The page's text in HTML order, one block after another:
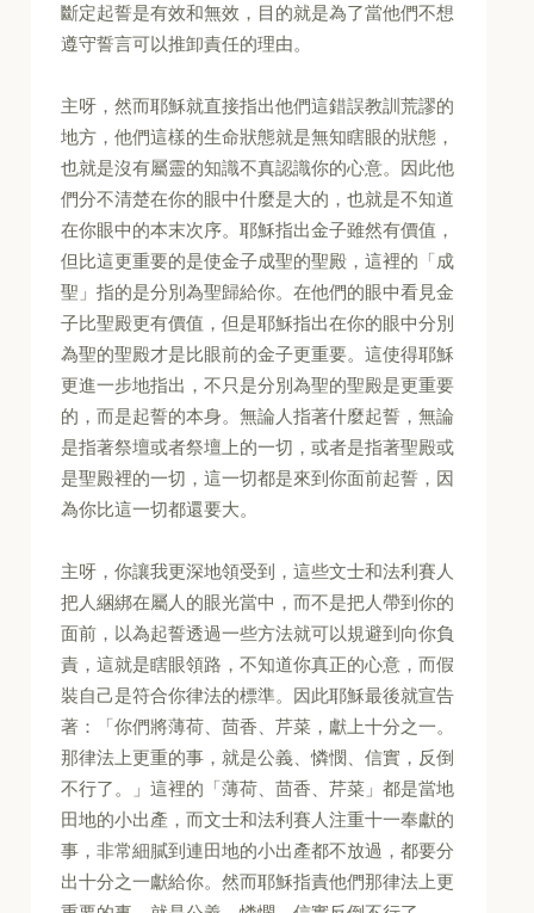
斷定起誓是有效和無效，目的就是為了當他們不想
遵守誓言可以推卸責任的理由。
主呀，然而耶穌就直接指出他們這錯誤教訓荒謬的
地方，他們這樣的生命狀態就是無知瞎眼的狀態，
也就是沒有屬靈的知識不真認識你的心意。因此他
們分不清楚在你的眼中什麼是大的，也就是不知道
在你眼中的本末次序。耶穌指出金子雖然有價值，
但比這更重要的是使金子成聖的聖殿，這裡的「成
聖」指的是分別為聖歸給你。在他們的眼中看見金
子比聖殿更有價值，但是耶穌指出在你的眼中分別
為聖的聖殿才是比眼前的金子更重要。這使得耶穌
更進一步地指出，不只是分別為聖的聖殿是更重要
的，而是起誓的本身。無論人指著什麼起誓，無論
是指著祭壇或者祭壇上的一切，或者是指著聖殿或
是聖殿裡的一切，這一切都是來到你面前起誓，因
為你比這一切都還要大。
主呀，你讓我更深地領受到，這些文士和法利賽人
把人綑綁在屬人的眼光當中，而不是把人帶到你的
面前，以為起誓透過一些方法就可以規避到向你負
責，這就是瞎眼領路，不知道你真正的心意，而假
裝自己是符合你律法的標準。因此耶穌最後就宣告
著：「你們將薄荷、茴香、芹菜，獻上十分之一。
那律法上更重的事，就是公義、憐憫、信實，反倒
不行了。」這裡的「薄荷、茴香、芹菜」都是當地
田地的小出產，而文士和法利賽人注重十一奉獻的
事，非常細膩到連田地的小出產都不放過，都要分
出十分之一獻給你。然而耶穌指責他們那律法上更